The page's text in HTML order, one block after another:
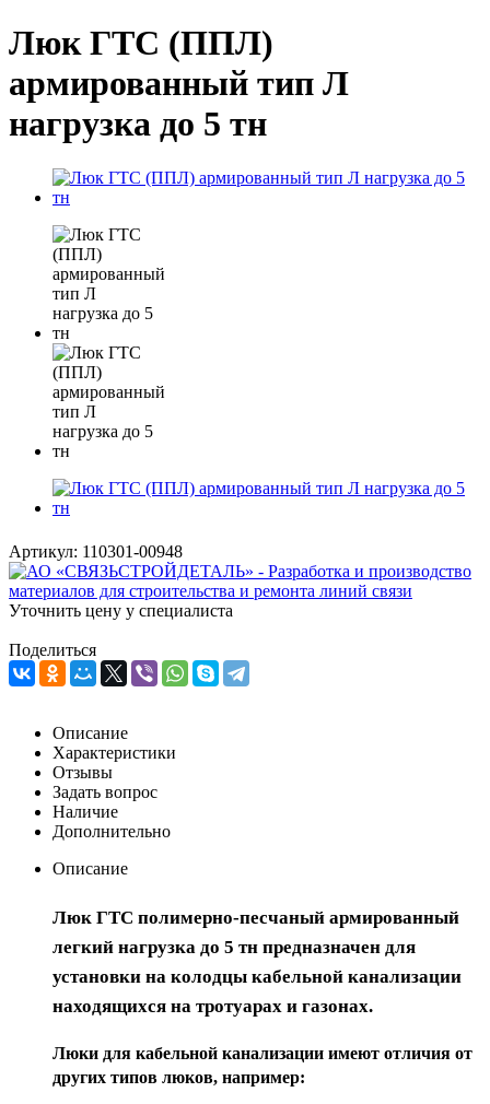
Люк ГТС (ППЛ)
армированный тип Л
нагрузка до 5 тн
Артикул: 110301-00948
Уточнить цену у специалиста
Поделиться
Описание
Характеристики
Отзывы
Задать вопрос
Наличие
Дополнительно
Описание
Люк ГТС полимерно-песчаный армированный
легкий нагрузка до 5 тн предназначен для
установки на колодцы кабельной канализации
находящихся на тротуарах и газонах.
Люки для кабельной канализации имеют отличия от
других типов люков, например: